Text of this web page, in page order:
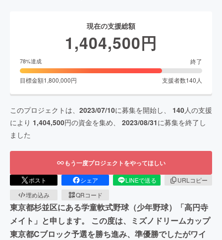
現在の支援総額
1,404,500円
78%達成 終了
目標金額1,800,000円 支援者数140 人
このプロジェクトは、 2023/07/10に募集を開始し、 140人の支援
により 1,404,500円の資金を集め、 2023/08/31に募集を終了し
ました
もう一度プロジェクトをやってほしい
ポスト シェア LINEで送る
URLコピー
埋め込み
QRコード
東京都杉並区にある学童軟式野球（少年野球）「高円寺
メイト」と申します。 この度は、ミズノドリームカップ
東京都Cブロック予選を勝ち進み、準優勝でしたがワイ